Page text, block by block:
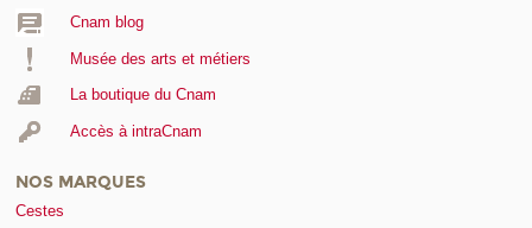
Cnam blog
Musée des arts et métiers
La boutique du Cnam
Accès à intraCnam
NOS MARQUES
Cestes